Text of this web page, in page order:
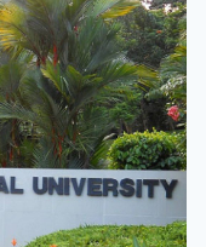
20.09
"Навчання
НАБІР